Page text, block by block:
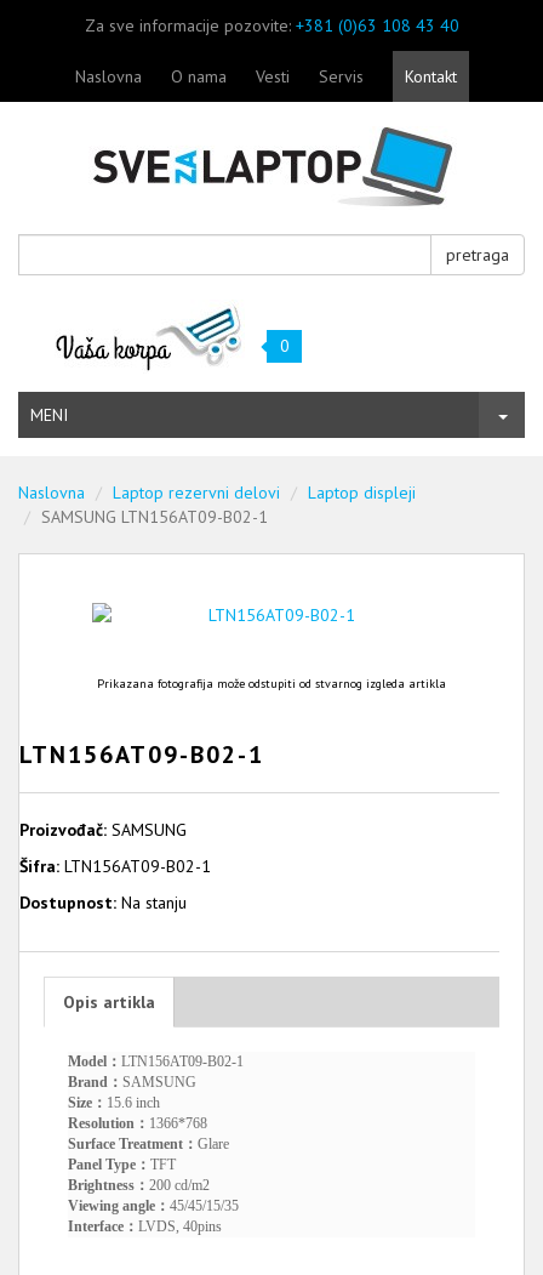
Za sve informacije pozovite: +381 (0)63 108 43 40
Naslovna O nama Vesti Servis Kontakt
pretraga
0
MENI
Naslovna Laptop rezervni delovi
Laptop displeji
SAMSUNG LTN156AT09-B02-1
Prikazana fotografija može odstupiti od stvarnog izgleda artikla
LTN156AT09-B02-1
Proizvođač: SAMSUNG
Šifra: LTN156AT09-B02-1
Dostupnost: Na stanju
Opis artikla
Model： LTN156AT09-B02-1
Brand： SAMSUNG
Size： 15.6 inch
Resolution： 1366*768
Surface Treatment： Glare
Panel Type： TFT
Brightness： 200 cd/m2
Viewing angle： 45/45/15/35
Interface： LVDS, 40pins